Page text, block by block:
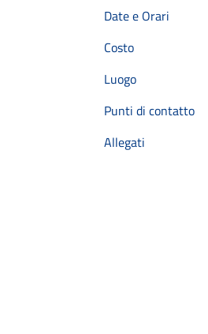
Date e Orari
Costo
Luogo
Punti di contatto
Allegati